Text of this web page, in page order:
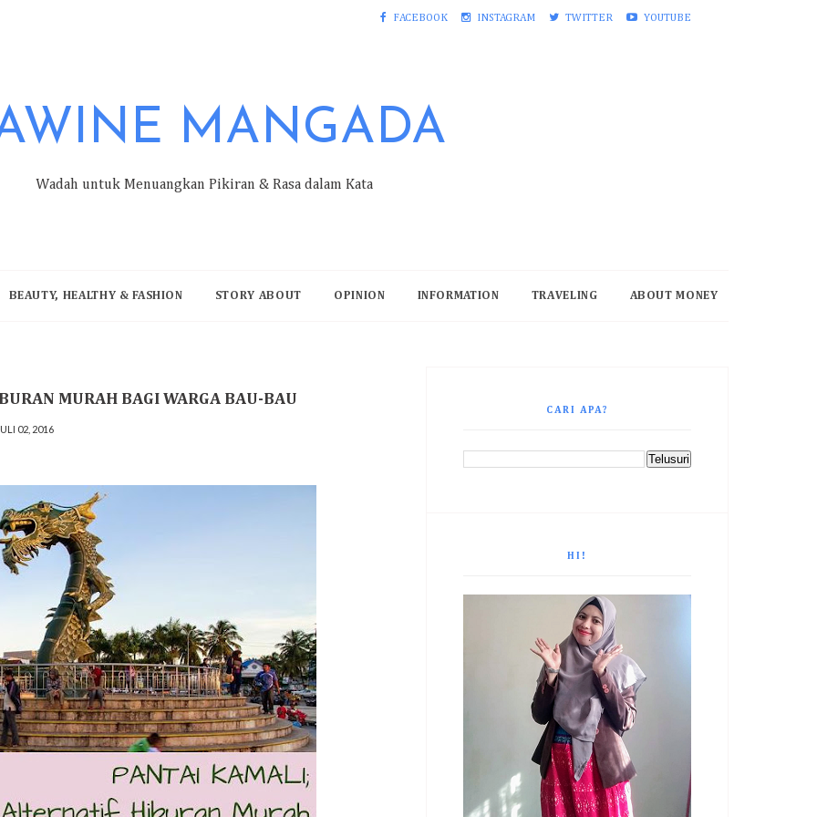
FACEBOOK INSTAGRAM TWITTER YOUTUBE
MANGADA
Wadah untuk Menuangkan Pikiran & Rasa dalam Kata
BEAUTY, HEALTHY & FASHION STORY ABOUT OPINION INFORMATION TRAVELING ABOUT MONEY
MURAH BAGI WARGA BAU-BAU
02, 2016
CARI APA?
HI!